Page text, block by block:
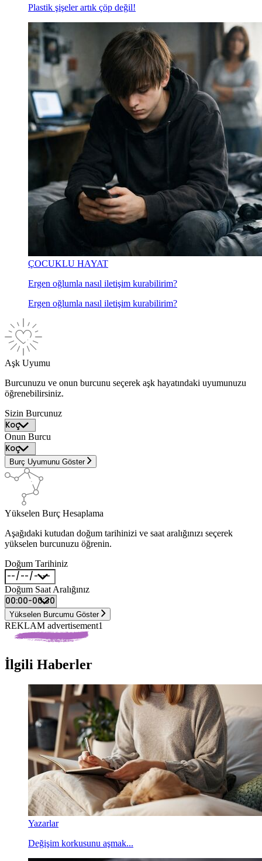
Plastik şişeler artık çöp değil!
ÇOCUKLU HAYAT
Ergen oğlumla nasıl iletişim kurabilirim?
Ergen oğlumla nasıl iletişim kurabilirim?
Aşk Uyumu
Burcunuzu ve onun burcunu seçerek aşk hayatındaki uyumunuzu
öğrenebilirsiniz.
Sizin Burcunuz
Onun Burcu
Burç Uyumunu Göster
Yükselen Burç Hesaplama
Aşağıdaki kutudan doğum tarihinizi ve saat aralığınızı seçerek
yükselen burcunuzu öğrenin.
Doğum Tarihiniz
Doğum Saat Aralığınız
Yükselen Burcumu Göster
REKLAM advertisement1
İlgili Haberler
Yazarlar
Değişim korkusunu aşmak...